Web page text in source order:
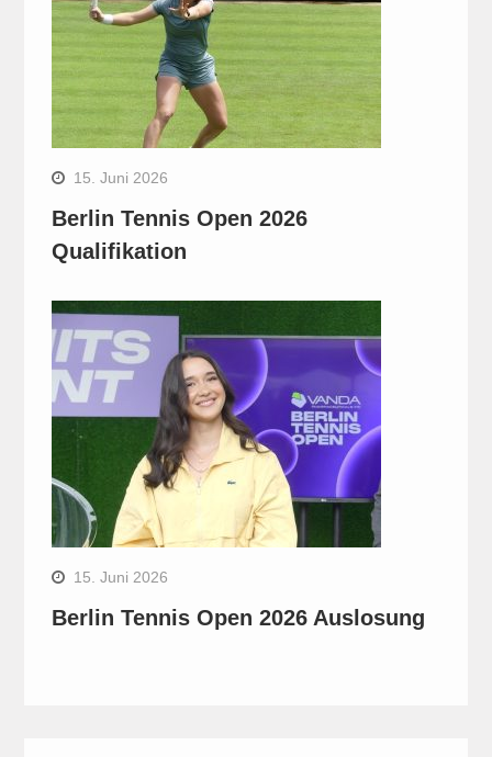
15. Juni 2026
Berlin Tennis Open 2026
Qualifikation
15. Juni 2026
Berlin Tennis Open 2026 Auslosung